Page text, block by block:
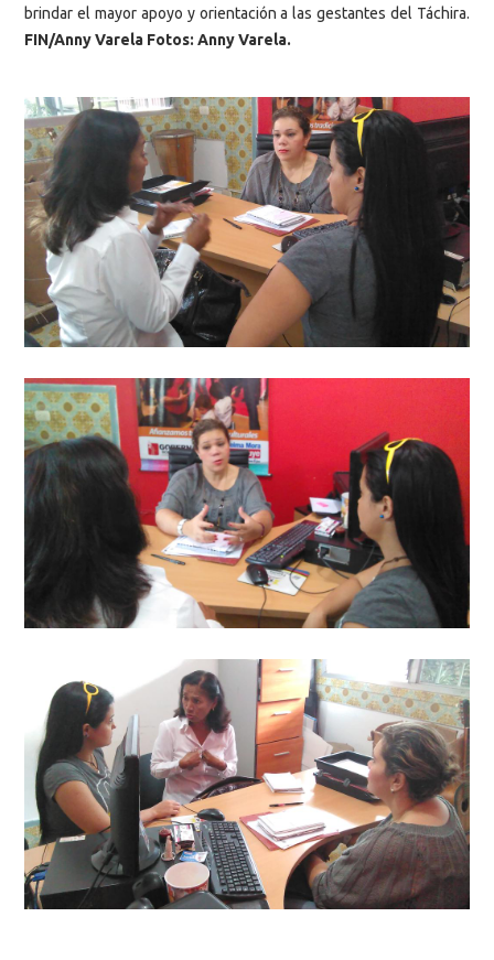
brindar el mayor apoyo y orientación a las gestantes del Táchira.
FIN/Anny Varela Fotos: Anny Varela.